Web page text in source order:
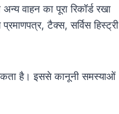
का पूरा रिकॉर्ड रखा
टैक्स, सर्विस हिस्ट्री
है। इससे कानूनी समस्याओं